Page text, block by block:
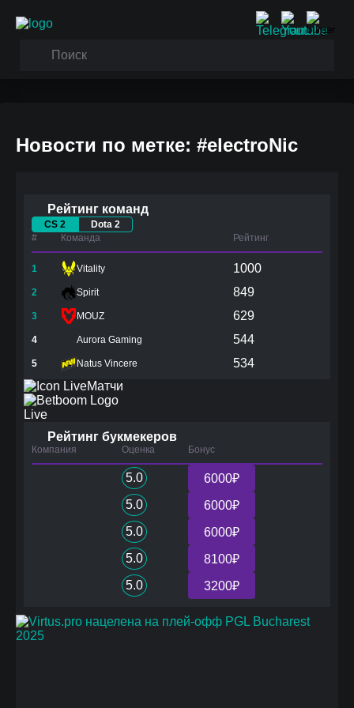
Новости по метке: #electroNic
Рейтинг команд
CS 2
Dota 2
#
Команда Рейтинг
1 Vitality 1000
2 Spirit 849
3 MOUZ 629
4 Aurora Gaming 544
5 Natus Vincere
534
Матчи
Live
Рейтинг букмекеров
Компания Оценка Бонус
5.0
6000₽
5.0
6000₽
5.0
6000₽
5.0
8100₽
5.0
3200₽